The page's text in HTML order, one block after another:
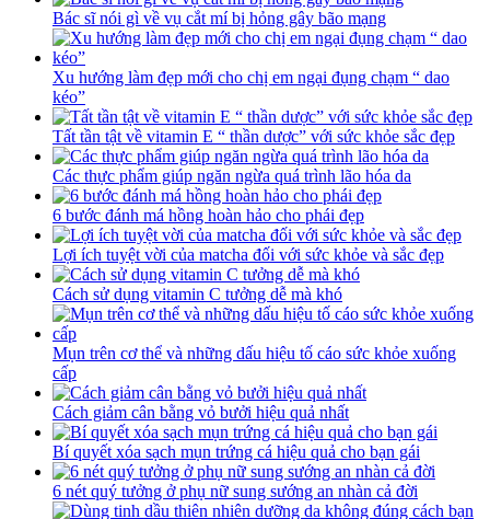
Bác sĩ nói gì về vụ cắt mí bị hỏng gây bão mạng
Xu hướng làm đẹp mới cho chị em ngại đụng chạm “ dao
kéo”
Tất tần tật về vitamin E “ thần dược” với sức khỏe sắc đẹp
Các thực phẩm giúp ngăn ngừa quá trình lão hóa da
6 bước đánh má hồng hoàn hảo cho phái đẹp
Lợi ích tuyệt vời của matcha đối với sức khỏe và sắc đẹp
Cách sử dụng vitamin C tưởng dễ mà khó
Mụn trên cơ thể và những dấu hiệu tố cáo sức khỏe xuống
cấp
Cách giảm cân bằng vỏ bưởi hiệu quả nhất
Bí quyết xóa sạch mụn trứng cá hiệu quả cho bạn gái
6 nét quý tưởng ở phụ nữ sung sướng an nhàn cả đời